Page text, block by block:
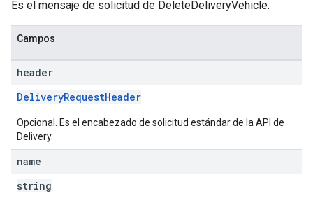
Es el mensaje de solicitud de DeleteDeliveryVehicle.
Campos
header
DeliveryRequestHeader
Opcional. Es el encabezado de solicitud estándar de la API de
Delivery.
name
string